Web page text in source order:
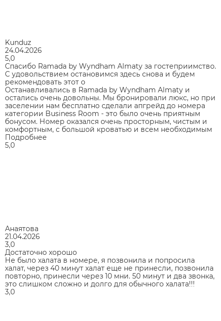
Kunduz
24.04.2026
5,0
Спасибо Ramada by Wyndham Almaty за гостеприимство.
С удовольствием остановимся здесь снова и будем
рекомендовать этот о
Останавливались в Ramada by Wyndham Almaty и
остались очень довольны. Мы бронировали люкс, но при
заселении нам бесплатно сделали апгрейд до номера
категории Business Room - это было очень приятным
бонусом. Номер оказался очень просторным, чистым и
комфортным, с большой кроватью и всем необходимым
Подробнее
5,0
Анаятова
21.04.2026
3,0
Достаточно хорошо
Не было халата в номере, я позвонила и попросила
халат, через 40 минут халат еще не принесли, позвонила
повторно, принесли через 10 мни. 50 минут и два звонка,
это слишком сложно и долго для обычного халата!!!
3,0